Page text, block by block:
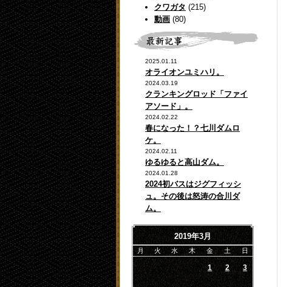
クワガタ (215)
動画 (80)
2025.01.11
オライオンユミハリ。
2024.03.19
クランキングロッド「ファイ
アソード」。
2024.02.22
春になった！？七川ダムロ
ケ。
2024.02.11
ゆるゆると高山ダム。
2024.01.28
2024初バスはジグフィッシ
ュ。その後は怒涛の合川ダ
ム。
2019年3月
月 火 水 木 金 土 日
1 2 3